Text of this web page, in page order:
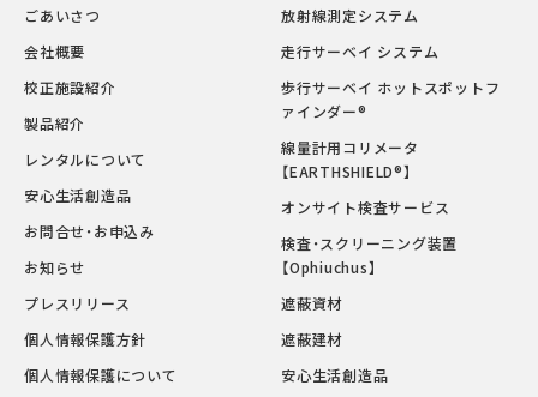
ごあいさつ
会社概要
校正施設紹介
製品紹介
レンタルについて
安心生活創造品
お問合せ・お申込み
お知らせ
プレスリリース
個人情報保護方針
個人情報保護について
放射線測定システム
走行サーベイ システム
歩行サーベイ ホットスポットフ
ァインダー®
線量計用コリメータ
【EARTHSHIELD®】
オンサイト検査サービス
検査・スクリーニング装置
【Ophiuchus】
遮蔽資材
遮蔽建材
安心生活創造品